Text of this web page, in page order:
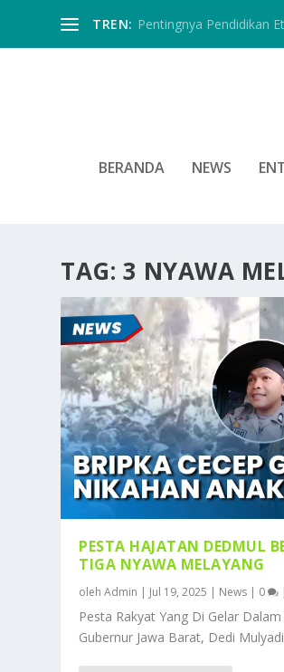
TREN: Pentingnya Pendidikan
BERANDA NEWS
TAG: 3 NYAWA
PESTA HAJATAN DEDMUL
TIGA NYAWA MELAYANG
olehAdmin | Jul 19, 2025 | News | 0
Pesta Rakyat Yang Di Gelar
Gubernur Jawa Barat, Dedi